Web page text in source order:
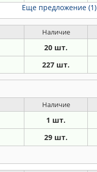
Еще предложение (1)
Наличие
20 шт.
227 шт.
Наличие
1 шт.
29 шт.